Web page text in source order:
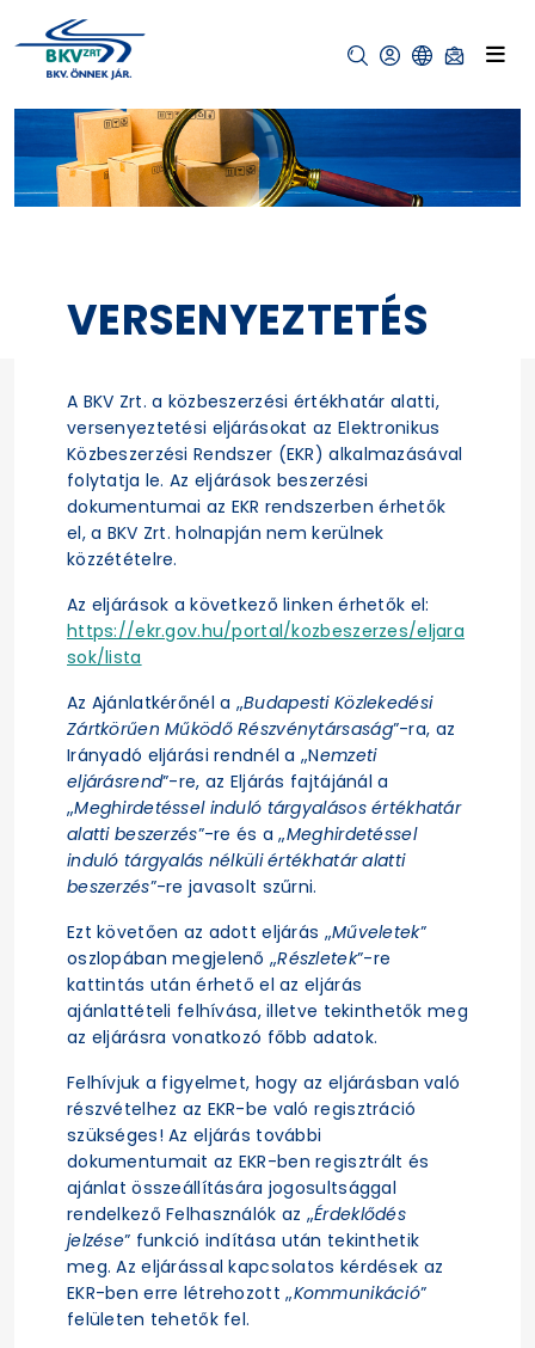
VERSENYEZTETÉS
A BKV Zrt. a közbeszerzési értékhatár alatti,
versenyeztetési eljárásokat az Elektronikus
Közbeszerzési Rendszer (EKR) alkalmazásával
folytatja le. Az eljárások beszerzési
dokumentumai az EKR rendszerben érhetők
el, a BKV Zrt. holnapján nem kerülnek
közzétételre.
Az eljárások a következő linken érhetők el:
https://ekr.gov.hu/portal/kozbeszerzes/eljara
sok/lista
Az Ajánlatkérőnél a „Budapesti Közlekedési
Zártkörűen Működő Részvénytársaság”-ra, az
Irányadó eljárási rendnél a „Nemzeti
eljárásrend”-re, az Eljárás fajtájánál a
„Meghirdetéssel induló tárgyalásos értékhatár
alatti beszerzés”-re és a „Meghirdetéssel
induló tárgyalás nélküli értékhatár alatti
beszerzés”-re javasolt szűrni.
Ezt követően az adott eljárás „Műveletek”
oszlopában megjelenő „Részletek”-re
kattintás után érhető el az eljárás
ajánlattételi felhívása, illetve tekinthetők meg
az eljárásra vonatkozó főbb adatok.
Felhívjuk a figyelmet, hogy az eljárásban való
részvételhez az EKR-be való regisztráció
szükséges! Az eljárás további
dokumentumait az EKR-ben regisztrált és
ajánlat összeállítására jogosultsággal
rendelkező Felhasználók az „Érdeklődés
jelzése” funkció indítása után tekinthetik
meg. Az eljárással kapcsolatos kérdések az
EKR-ben erre létrehozott „Kommunikáció”
felületen tehetők fel.